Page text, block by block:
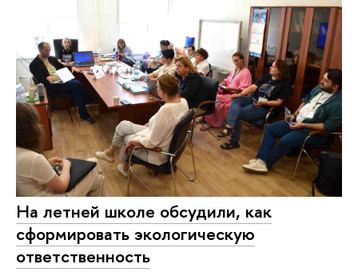
На летней школе обсудили, как
сформировать экологическую
ответственность